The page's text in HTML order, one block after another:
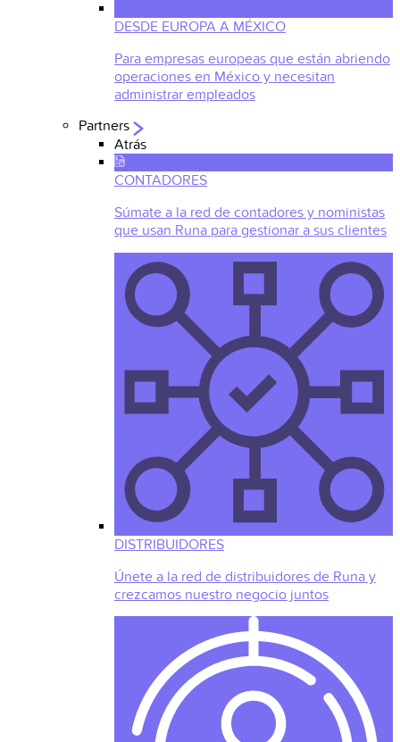
DESDE EUROPA A MÉXICO
Para empresas europeas que están abriendo
operaciones en México y necesitan
administrar empleados
Partners
Atrás
CONTADORES
Súmate a la red de contadores y noministas
que usan Runa para gestionar a sus clientes
DISTRIBUIDORES
Únete a la red de distribuidores de Runa y
crezcamos nuestro negocio juntos